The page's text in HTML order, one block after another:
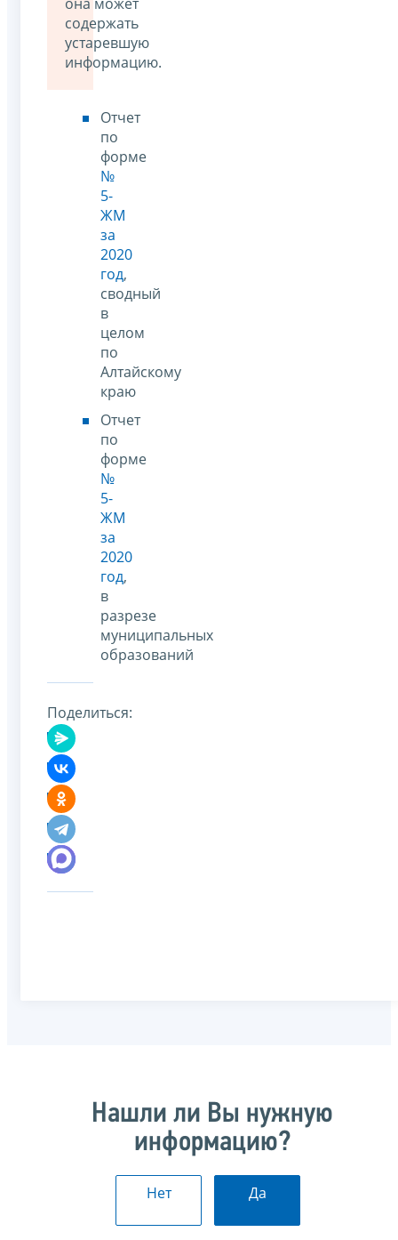
содержать
устаревшую
информацию.
Отчет
по
форме
№
5-
ЖМ
за
2020
год,
сводный
в
целом
по
Алтайскому
краю
Отчет
по
форме
№
5-
ЖМ
за
2020
год,
в
разрезе
муниципальных
образований
Поделиться:
Нашли ли Вы нужную
информацию?
Нет Да